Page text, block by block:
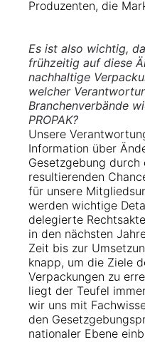
Produzenten, die
Es ist also wichtig,
frühzeitig auf diese
nachhaltige
welcher
Branchenverbände
PROPAK?
Unsere
Information über
Gesetzgebung durch
resultierenden
für unsere
werden wichtige
delegierte
in den nächsten
Zeit bis zur
knapp, um die Ziele
Verpackungen zu
liegt der Teufel
wir uns mit
den
nationaler Ebene